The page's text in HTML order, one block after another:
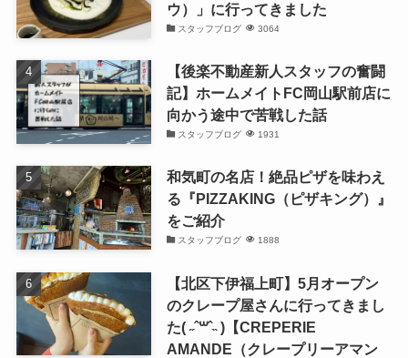
ウ）」に行ってきました
スタッフブログ 3064
【後楽不動産新人スタッフの奮闘
記】ホームメイトFC岡山駅前店に
向かう途中で苦戦した話
スタッフブログ 1931
和気町の名店！絶品ピザを味わえ
る『PIZZAKING（ピザキング）』
をご紹介
スタッフブログ 1888
【北区下伊福上町】5月オープン
のクレープ屋さんに行ってきまし
た( ˶ˆ꒳ˆ˵ )【CREPERIE
AMANDE（クレープリーアマン